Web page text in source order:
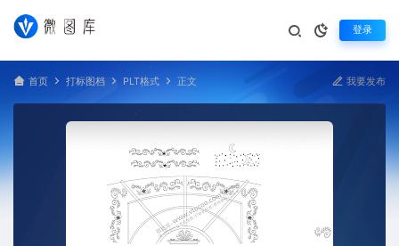
登录
首页 打标图档 PLT格式 正文 我要发布